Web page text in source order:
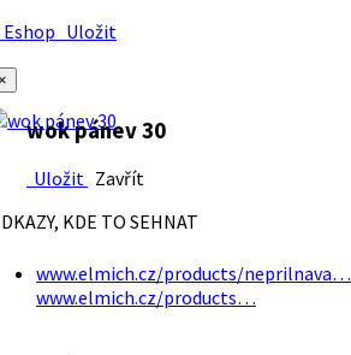
Uložit
wok pánev 30
Uložit Zavřít
KDE TO SEHNAT
www.elmich.cz/products/neprilnava…
www.elmich.cz/products…